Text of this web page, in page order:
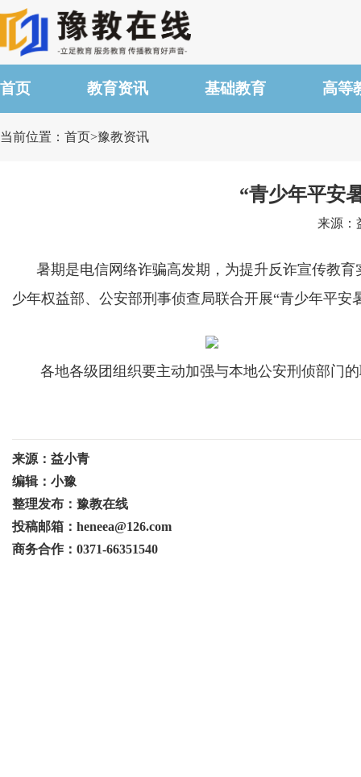
首页 教育资讯 基础教育 高等
当前位置：首页>豫教资讯
“青少年平安
来源：
暑期是电信网络诈骗高发期，为提升反诈宣传教育
少年权益部、公安部刑事侦查局联合开展“青少年平安
各地各级团组织要主动加强与本地公安刑侦部门的
来源：益小青
编辑：小豫
整理发布：豫教在线
投稿邮箱：heneea@126.com
商务合作：0371-66351540